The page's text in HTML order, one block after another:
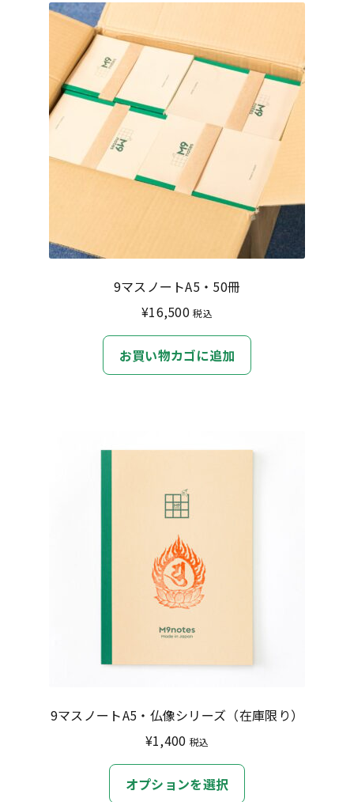
9マスノートA5・50冊
¥16,500 税込
お買い物カゴに追加
9マスノートA5・仏像シリーズ（在庫限り）
¥1,400 税込
オプションを選択
こ
の